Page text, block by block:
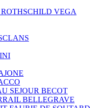
VEGA
SEJOUR BECOT
BELLEGRAVE